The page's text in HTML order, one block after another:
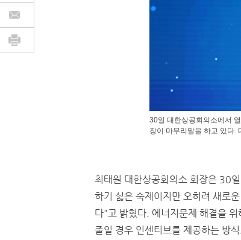
30일 대한상공회의소에서
장이 마무리말을 하고 있다.
최태원 대한상공회의소 회장은 30
하기 싫은 숙제이지만 오히려 새로
다"고 밝혔다. 에너지문제 해결을 위
줄일 경우 인센티브를 제공하는 방